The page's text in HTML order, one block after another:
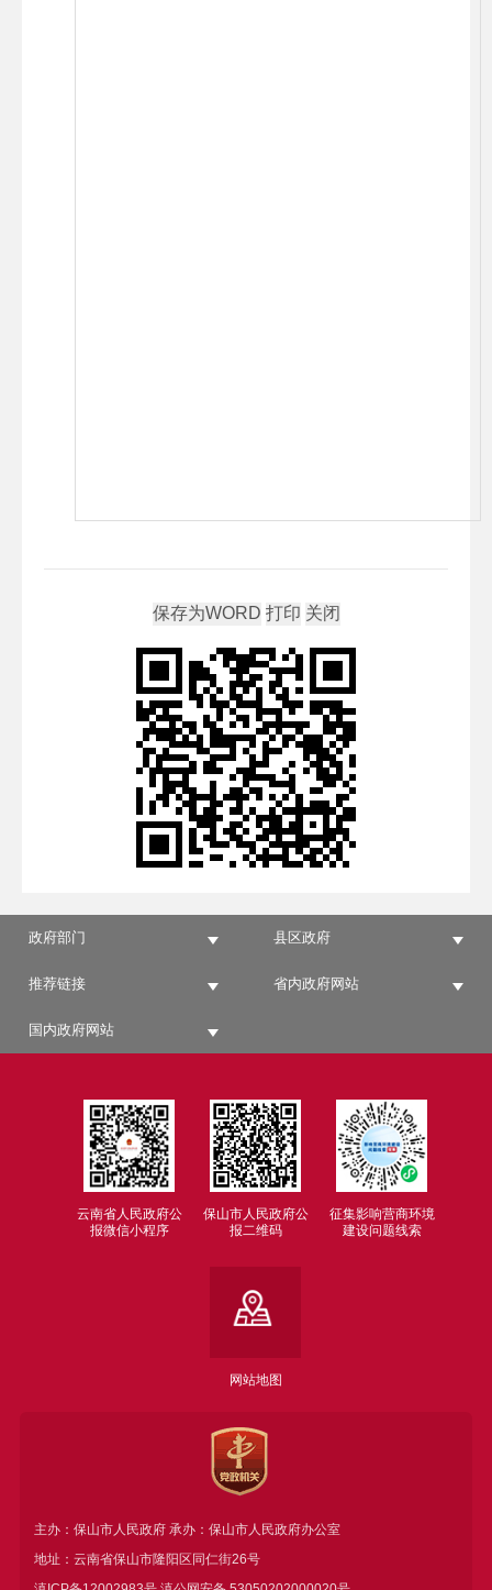
政府部门 县区政府
推荐链接 省内政府网站
国内政府网站
云南省人民政府公
报微信小程序
保山市人民政府公
报二维码
征集影响营商环境
建设问题线索
网站地图
主办：保山市人民政府 承办：保山市人民政府办公室
地址：云南省保山市隆阳区同仁街26号